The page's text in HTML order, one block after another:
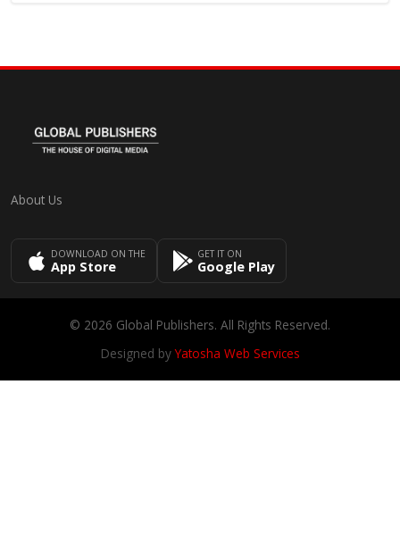
About Us
DOWNLOAD ON THE
App Store
GET IT ON
Google Play
© 2026 Global Publishers. All Rights Reserved.
Designed byYatosha Web Services